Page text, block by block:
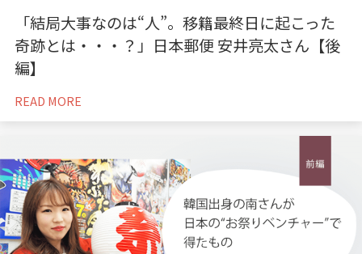
「結局大事なのは“人”。移籍最終日に起こった
奇跡とは・・・？」日本郵便 安井亮太さん【後
編】
READ MORE